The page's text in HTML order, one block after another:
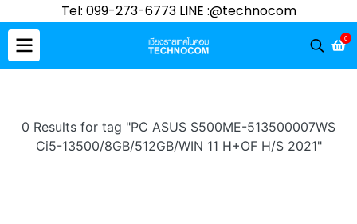
Tel: 099-273-6773 LINE :@technocom
0
0 Results for tag "PC ASUS S500ME-513500007WS
Ci5-13500/8GB/512GB/WIN 11 H+OF H/S 2021"